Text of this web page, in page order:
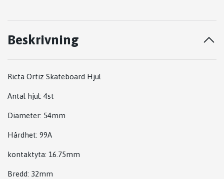
Beskrivning
Ricta Ortiz Skateboard Hjul
Antal hjul: 4st
Diameter: 54mm
Hårdhet: 99A
kontaktyta: 16.75mm
Bredd: 32mm